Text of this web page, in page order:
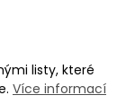
listy, které
Více informací